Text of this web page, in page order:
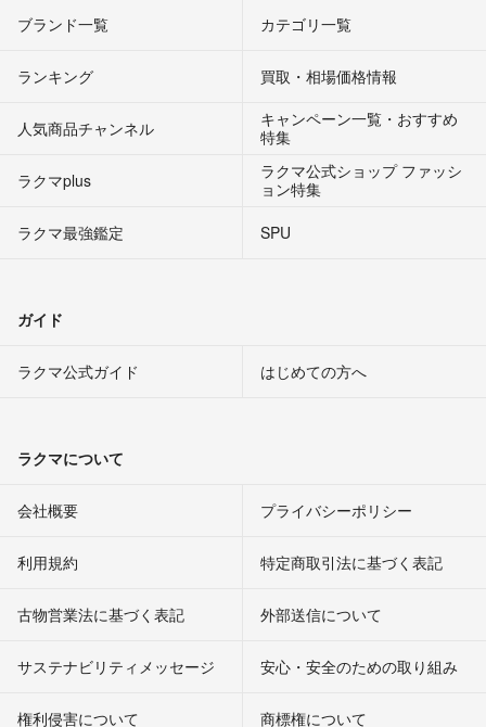
ブランド一覧 カテゴリ一覧
ランキング 買取・相場価格情報
人気商品チャンネル
キャンペーン一覧・おすすめ
特集
ラクマplus
ラクマ公式ショップ ファッシ
ョン特集
ラクマ最強鑑定
SPU
ガイド
ラクマ公式ガイド はじめての方へ
ラクマについて
会社概要 プライバシーポリシー
利用規約 特定商取引法に基づく表記
古物営業法に基づく表記 外部送信について
サステナビリティメッセージ 安心・安全のための取り組み
権利侵害について
商標権について